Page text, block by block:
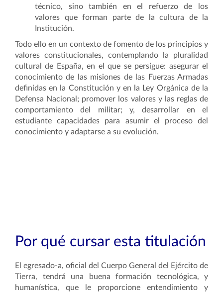
técnico, sino también en el refuerzo de los
valores que forman parte de la cultura de la
Institución.
Todo ello en un contexto de fomento de los principios y
valores constitucionales, contemplando la pluralidad
cultural de España, en el que se persigue: asegurar el
conocimiento de las misiones de las Fuerzas Armadas
definidas en la Constitución y en la Ley Orgánica de la
Defensa Nacional; promover los valores y las reglas de
comportamiento del militar; y, desarrollar en el
estudiante capacidades para asumir el proceso del
conocimiento y adaptarse a su evolución.
Por qué cursar esta titulación
El egresado-a, oficial del Cuerpo General del Ejército de
Tierra, tendrá una buena formación tecnológica, y
humanística, que le proporcione entendimiento y